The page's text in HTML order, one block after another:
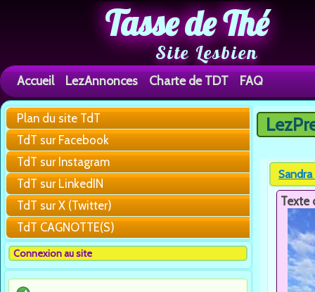
Tasse de Thé
Site Lesbien
Accueil LezAnnonces Charte de TDT FAQ
Plan du site TdT
TdT sur Facebook
TdT sur Instagram
TdT sur LinkedIN
TdT sur X (Twitter)
TdT CAGNOTTE(S)
Connexion au site
Vous
Texte